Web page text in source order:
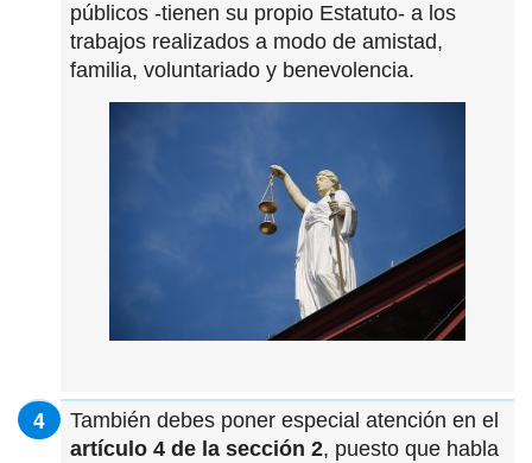
públicos -tienen su propio Estatuto- a los
trabajos realizados a modo de amistad,
familia, voluntariado y benevolencia.
También debes poner especial atención en el
artículo 4 de la sección 2, puesto que habla